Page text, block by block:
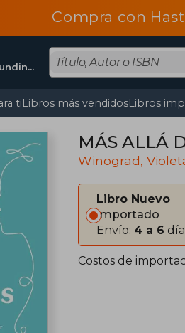
Compra con
Bogota, Cundinamarca
tiLibros más vendidosLibros
MÁS ALLÁ
Winograd,
Libro Nuevo
Importado
Envío: 4 a 6
Costos de